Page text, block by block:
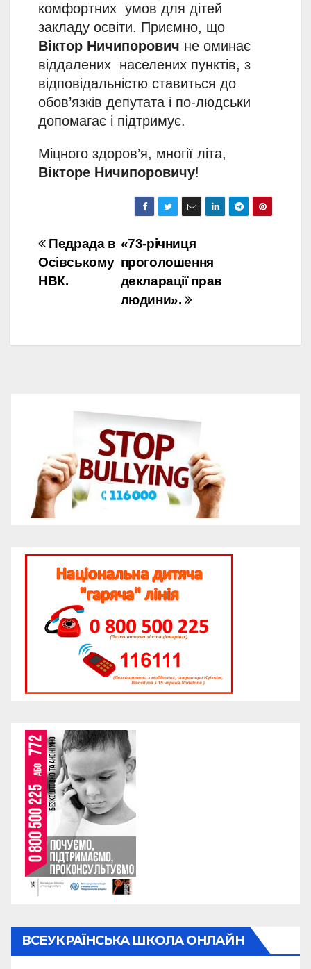
комфортних умов для дітей
закладу освіти. Приємно, що
Віктор Ничипорович не оминає
віддалених населених пунктів, з
відповідальністю ставиться до
обов’язків депутата і по-людськи
допомагає і підтримує.
Міцного здоров’я, многії літа,
Вікторе Ничипоровичу!
Навігація
записів
«73-річниця
проголошення
декларації прав
людини».
Педрада в
Осівському
НВК.
ВСЕУКРАЇНСЬКА ШКОЛА ОНЛАЙН